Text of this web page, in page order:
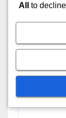
fields are
All
to